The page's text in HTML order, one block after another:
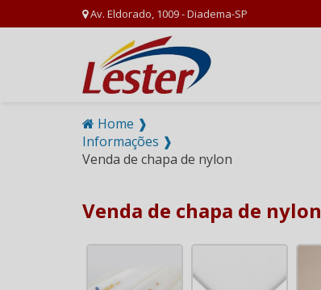
Av. Eldorado, 1009 - Diadema-SP
Home ❱
Informações ❱
Venda de chapa de nylon
Venda de chapa de nylon